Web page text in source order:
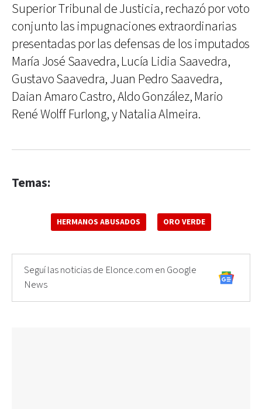
Superior Tribunal de Justicia, rechazó por voto
conjunto las impugnaciones extraordinarias
presentadas por las defensas de los imputados
María José Saavedra, Lucía Lidia Saavedra,
Gustavo Saavedra, Juan Pedro Saavedra,
Daian Amaro Castro, Aldo González, Mario
René Wolff Furlong, y Natalia Almeira.
Temas:
HERMANOS ABUSADOS ORO VERDE
Seguí las noticias de Elonce.com en Google
News